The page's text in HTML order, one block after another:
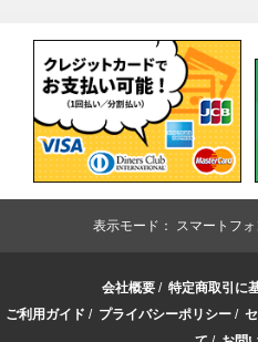
表示モード： スマートフ
会社概要 / 特定商取引に
ご利用ガイド / プライバシーポリシー/